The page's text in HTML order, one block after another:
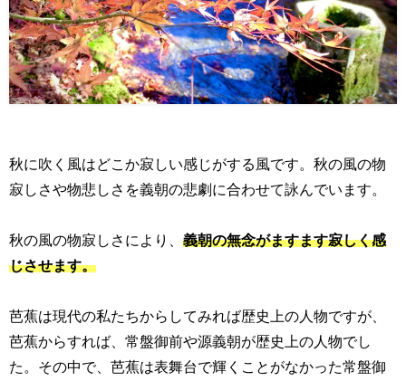
秋に吹く風はどこか寂しい感じがする風です。秋の風の物
寂しさや物悲しさを義朝の悲劇に合わせて詠んでいます。
秋の風の物寂しさにより、 義朝の無念がますます寂しく感
じさせます。
芭蕉は現代の私たちからしてみれば歴史上の人物ですが、
芭蕉からすれば、常盤御前や源義朝が歴史上の人物でし
た。その中で、芭蕉は表舞台で輝くことがなかった常盤御